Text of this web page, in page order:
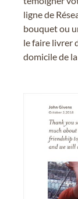
ligne de
bouquet ou
le faire livrer
domicile de